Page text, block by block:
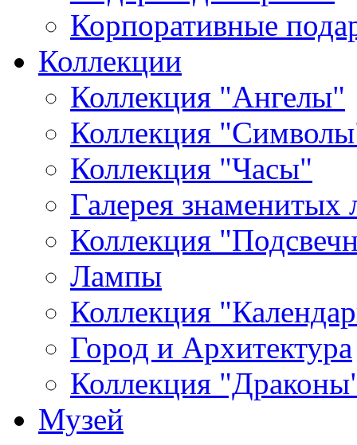
Корпоративные
Коллекции
Коллекция "Ангелы"
Коллекция
Коллекция "Часы"
Галерея знаменитых
Коллекция
Лампы
Коллекция
Город и Архитектура
Коллекция
Музей